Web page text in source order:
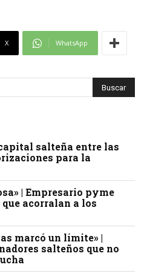
X WhatsApp
salteña entre las
para la
| Empresario pyme
acorralan a los
marcó un límite» |
salteños que no